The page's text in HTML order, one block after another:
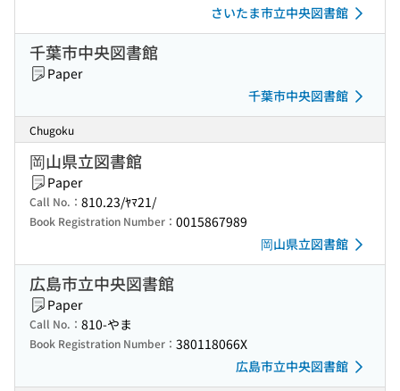
さいたま市立中央図書館
千葉市中央図書館
Paper
千葉市中央図書館
Chugoku
岡山県立図書館
Paper
Call No.： 810.23/ﾔﾏ21/
Book Registration Number： 0015867989
岡山県立図書館
広島市立中央図書館
Paper
Call No.： 810-やま
Book Registration Number： 380118066X
広島市立中央図書館